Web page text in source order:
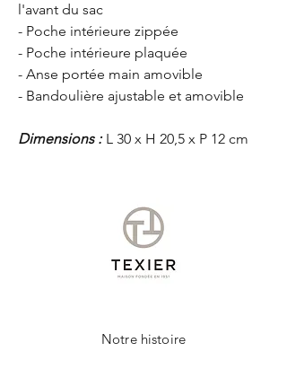
l'avant du sac
- Poche intérieure zippée
- Poche intérieure plaquée
- Anse portée main amovible
- Bandoulière ajustable et amovible
Dimensions :L 30 x H 20,5 x P 12 cm
Notre histoire